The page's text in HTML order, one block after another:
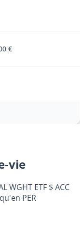
€
vie
WGHT ETF $ ACC
PER